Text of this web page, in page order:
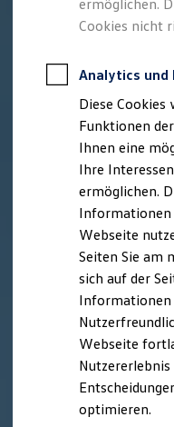
Für
Profi
Finanzierung
Für
Für
Leasing
Für
Für
Garantien
Kfz-
Besitzer & Service
Reparatur &
Sommer-
Service-
Economy
Räder &
ermöglichen.
Cookies nicht
Analytics und
Diese Cookies
Funktionen
Ihnen eine
Ihre
ermöglichen.
Informationen
Webseite
Seiten Sie am
sich auf der
Informationen
Webseite
optimieren.